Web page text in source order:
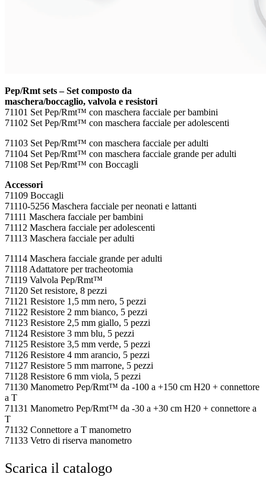
Pep/Rmt sets – Set composto da
maschera/boccaglio, valvola e resistori
71101 Set Pep/Rmt™ con maschera facciale per bambini
71102 Set Pep/Rmt™ con maschera facciale per adolescenti
71103 Set Pep/Rmt™ con maschera facciale per adulti
71104 Set Pep/Rmt™ con maschera facciale grande per adulti
71108 Set Pep/Rmt™ con Boccagli
Accessori
71109 Boccagli
71110-5256 Maschera facciale per neonati e lattanti
71111 Maschera facciale per bambini
71112 Maschera facciale per adolescenti
71113 Maschera facciale per adulti
71114 Maschera facciale grande per adulti
71118 Adattatore per tracheotomia
71119 Valvola Pep/Rmt™
71120 Set resistore, 8 pezzi
71121 Resistore 1,5 mm nero, 5 pezzi
71122 Resistore 2 mm bianco, 5 pezzi
71123 Resistore 2,5 mm giallo, 5 pezzi
71124 Resistore 3 mm blu, 5 pezzi
71125 Resistore 3,5 mm verde, 5 pezzi
71126 Resistore 4 mm arancio, 5 pezzi
71127 Resistore 5 mm marrone, 5 pezzi
71128 Resistore 6 mm viola, 5 pezzi
71130 Manometro Pep/Rmt™ da -100 a +150 cm H20 + connettore
a T
71131 Manometro Pep/Rmt™ da -30 a +30 cm H20 + connettore a
T
71132 Connettore a T manometro
71133 Vetro di riserva manometro
Scarica il catalogo